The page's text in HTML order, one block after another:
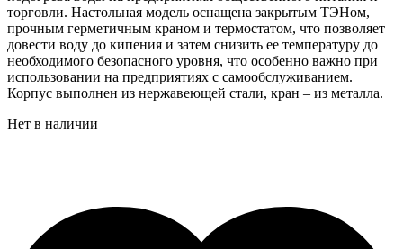
торговли. Настольная модель оснащена закрытым ТЭНом,
прочным герметичным краном и термостатом, что позволяет
довести воду до кипения и затем снизить ее температуру до
необходимого безопасного уровня, что особенно важно при
использовании на предприятиях с самообслуживанием.
Корпус выполнен из нержавеющей стали, кран – из металла.
Нет в наличии